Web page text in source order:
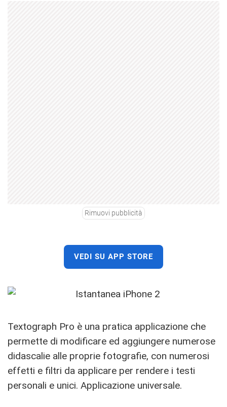
Rimuovi pubblicità
VEDI SU APP STORE
Textograph Pro è una pratica applicazione che
permette di modificare ed aggiungere numerose
didascalie alle proprie fotografie, con numerosi
effetti e filtri da applicare per rendere i testi
personali e unici. Applicazione universale.